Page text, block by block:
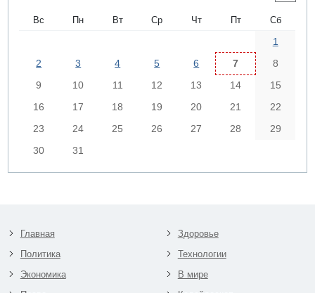
Вс Пн Вт Ср Чт Пт Сб
1
2
3 4 5 6 7
8
9
10 11 12 13 14
15
16
17 18 19 20 21
22
23
24 25 26 27 28
29
30
31
Главная
Политика
Экономика
Здоровье
Технологии
В мире